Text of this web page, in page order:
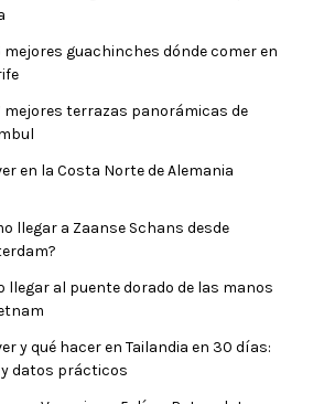
mejores guachinches dónde comer en
mejores terrazas panorámicas de
en la Costa Norte de Alemania
llegar a Zaanse Schans desde
llegar al puente dorado de las manos
y qué hacer en Tailandia en 30 días:
y datos prácticos